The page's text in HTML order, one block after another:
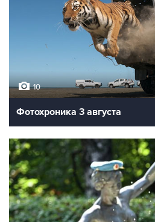
10
Фотохроника 3 августа